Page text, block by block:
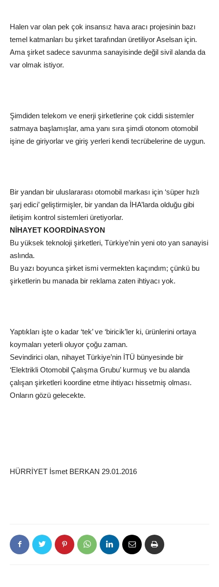
Halen var olan pek çok insansız hava aracı projesinin bazı
temel katmanları bu şirket tarafından üretiliyor Aselsan için.
Ama şirket sadece savunma sanayisinde değil sivil alanda da
var olmak istiyor.
Şimdiden telekom ve enerji şirketlerine çok ciddi sistemler
satmaya başlamışlar, ama yanı sıra şimdi otonom otomobil
işine de giriyorlar ve giriş yerleri kendi tecrübelerine de uygun.
Bir yandan bir uluslararası otomobil markası için ‘süper hızlı
şarj edici’ geliştirmişler, bir yandan da İHA’larda olduğu gibi
iletişim kontrol sistemleri üretiyorlar.
NİHAYET KOORDİNASYON
Bu yüksek teknoloji şirketleri, Türkiye’nin yeni oto yan sanayisi
aslında.
Bu yazı boyunca şirket ismi vermekten kaçındım; çünkü bu
şirketlerin bu manada bir reklama zaten ihtiyacı yok.
Yaptıkları işte o kadar ‘tek’ ve ‘biricik’ler ki, ürünlerini ortaya
koymaları yeterli oluyor çoğu zaman.
Sevindirici olan, nihayet Türkiye’nin İTÜ bünyesinde bir
‘Elektrikli Otomobil Çalışma Grubu’ kurmuş ve bu alanda
çalışan şirketleri koordine etme ihtiyacı hissetmiş olması.
Onların gözü gelecekte.
HÜRRİYET İsmet BERKAN 29.01.2016